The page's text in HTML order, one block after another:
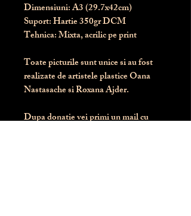
Dimensiuni: A3 (29.7x42cm)
Suport: Hartie 350gr DCM
Tehnica: Mixta, acrilic pe print
Toate picturile sunt unice si au fost
realizate de artistele plastice Oana
Nastasache si Roxana Ajder.
Dupa donatie vei primi un mail cu